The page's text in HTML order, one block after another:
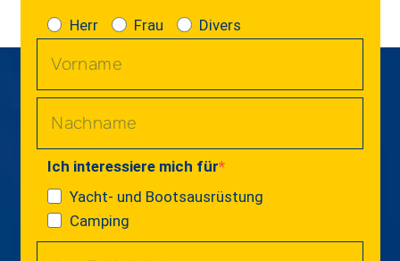
Herr Frau Divers
Ich interessiere mich für
Yacht- und Bootsausrüstung
Camping